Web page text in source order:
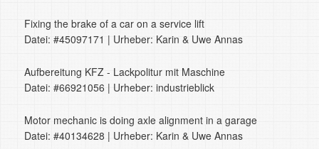
Fixing the brake of a car on a service lift
Datei: #45097171 | Urheber: Karin & Uwe Annas
Aufbereitung KFZ - Lackpolitur mit Maschine
Datei: #66921056 | Urheber: industrieblick
Motor mechanic is doing axle alignment in a garage
Datei: #40134628 | Urheber: Karin & Uwe Annas